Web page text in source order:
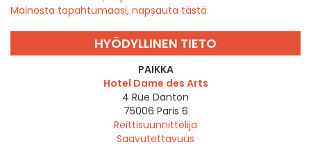
Mainosta tapahtumaasi, napsauta tästä
HYÖDYLLINEN TIETO
PAIKKA
Hotel Dame des Arts
4 Rue Danton
75006 Paris 6
Reittisuunnittelija
Saavutettavuus